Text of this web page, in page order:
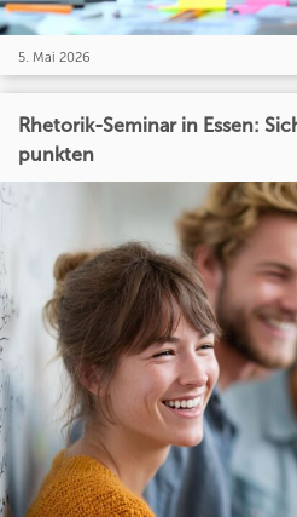
5. Mai 2026
Rhetorik-Seminar in Essen:
punkten